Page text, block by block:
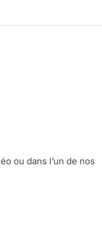
ou dans l’un de nos